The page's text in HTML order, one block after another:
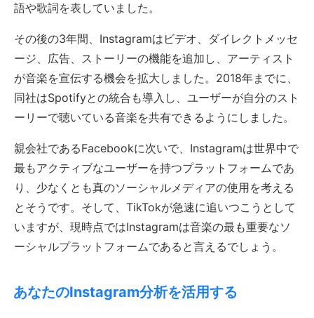
語や歌詞を表していました。
その後の3年間、Instagramはビデオ、ダイレクトメッセ
ージ、広告、ストーリーの機能を追加し、アーティスト
が音楽を宣伝する機会を拡大しました。2018年までに、
同社はSpotifyとの統合も導入し、ユーザーが自分のスト
ーリーで聴いている音楽を共有できるようにしました。
親会社であるFacebookに次いで、Instagramは世界中で
最もアクティブなユーザーを持つプラットフォームであ
り、少なくとも真のソーシャルメディアの使用を考える
とそうです。そして、TikTokが急速に追いつこうとして
いますが、現時点ではInstagramは音楽の最も重要なソ
ーシャルプラットフォームであると言えるでしょう。
あなたのInstagram分析を活用する